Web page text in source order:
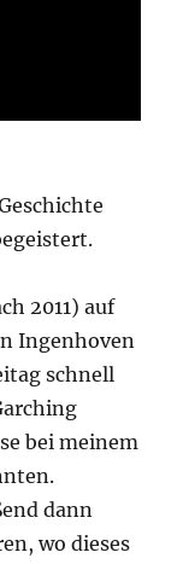
2011) auf
Ingenhoven
schnell
bei meinem
dann
wo dieses